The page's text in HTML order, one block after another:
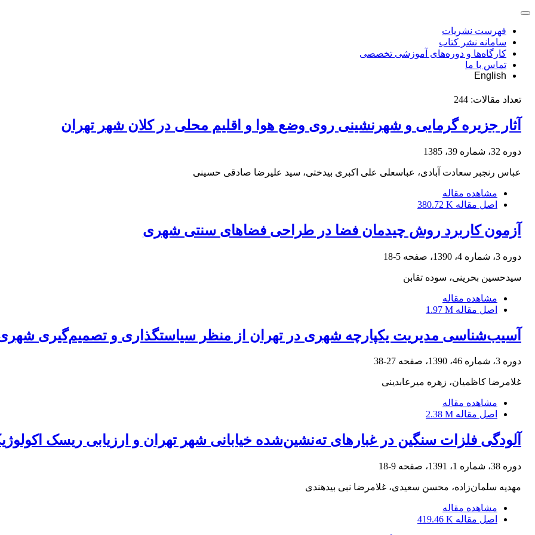
فهرست نشریات
سامانه نشر کتاب
کارگاه‌ها و دوره‌های آموزشی تخصصی
تماس با ما
English
تعداد مقالات: 244
آثار جزیره گرمایی و شهرنشینی روی وضع هوا و اقلیم محلی در کلان شهر تهران
دوره 32، شماره 39، 1385
عباس رنجبر سعادت آبادی، عباسعلی علی اکبری بیدختی، سید علیرضا صادقی حسینی
مشاهده مقاله
اصل مقاله 380.72 K
آزمون کاربرد روش چیدمان فضا در طراحی فضاهای سنتی شهری
دوره 3، شماره 4، 1390، صفحه 5-18
سیدحسین بحرینی، سوده تقابن
مشاهده مقاله
اصل مقاله 1.97 M
آسیب‌شناسی مدیریت یکپارچه شهری در تهران از منظر سیاستگذاری و تصمیم‌گیری
دوره 3، شماره 46، 1390، صفحه 27-38
غلامرضا کاظمیان، زهره میرعابدینی
مشاهده مقاله
اصل مقاله 2.38 M
آلودگی فلزات سنگین در غبارهای ته‌نشین‌شده خیابانی شهر تهران و ارزیابی ریسک
دوره 38، شماره 1، 1391، صفحه 9-18
مهدیه سلمان‌زاده، محسن سعیدی، غلامرضا نبی بیدهندی
مشاهده مقاله
اصل مقاله 419.46 K